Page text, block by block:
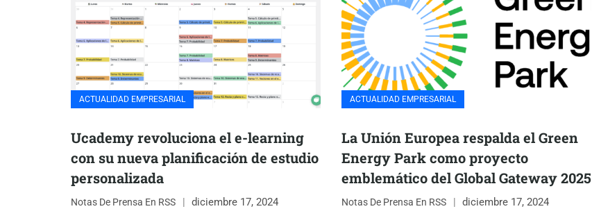
ACTUALIDAD EMPRESARIAL
Ucademy revoluciona el e-learning
con su nueva planificación de estudio
personalizada
Notas De Prensa En RSS
diciembre 17, 2024
ACTUALIDAD EMPRESARIAL
La Unión Europea respalda el Green
Energy Park como proyecto
emblemático del Global Gateway 2025
Notas De Prensa En RSS
diciembre 17, 2024